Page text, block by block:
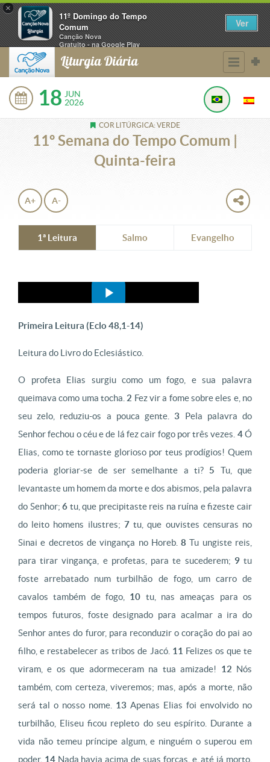
×
11º Domingo do Tempo
Comum
Canção Nova
Gratuito - na Google Play
Ver
Liturgia Diária
18 JUN
2026
COR LITÚRGICA: VERDE
11º Semana do Tempo Comum |
Quinta-feira
A+ A-
1ª Leitura Salmo Evangelho
Primeira Leitura (Eclo 48,1-14)
Leitura do Livro do Eclesiástico.
O profeta Elias surgiu como um fogo, e sua palavra
queimava como uma tocha. 2 Fez vir a fome sobre eles e, no
seu zelo, reduziu-os a pouca gente.3 Pela palavra do
Senhor fechou o céu e de lá fez cair fogo por três vezes. 4Ó
Elias, como te tornaste glorioso por teus prodígios! Quem
poderia gloriar-se de ser semelhante a ti?5 Tu, que
levantaste um homem da morte e dos abismos, pela palavra
do Senhor;6 tu, que precipitaste reis na ruína e fizeste cair
do leito homens ilustres; 7tu, que ouvistes censuras no
Sinai e decretos de vingança no Horeb.8 Tu ungiste reis,
para tirar vingança, e profetas, para te sucederem; 9tu
foste arrebatado num turbilhão de fogo, um carro de
cavalos também de fogo, 10 tu, nas ameaças para os
tempos futuros, foste designado para acalmar a ira do
Senhor antes do furor, para reconduzir o coração do pai ao
filho, e restabelecer as tribos de Jacó. 11 Felizes os que te
viram, e os que adormeceram na tua amizade! 12 Nós
também, com certeza, viveremos; mas, após a morte, não
será tal o nosso nome. 13 Apenas Elias foi envolvido no
turbilhão, Eliseu ficou repleto do seu espírito. Durante a
vida não temeu príncipe algum, e ninguém o superou em
poder. 14Nada havia acima de suas forças, e, até já morto,